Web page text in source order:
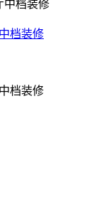
档装修
档装修